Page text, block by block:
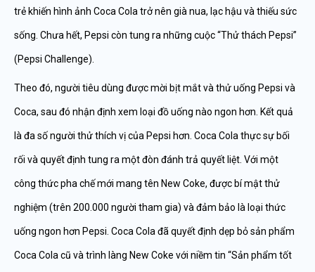
trẻ khiến hình ảnh Coca Cola trở nên già nua, lạc hậu và thiếu sức
sống. Chưa hết, Pepsi còn tung ra những cuộc “Thử thách Pepsi”
(Pepsi Challenge).
Theo đó, người tiêu dùng được mời bịt mắt và thử uống Pepsi và
Coca, sau đó nhận định xem loại đồ uống nào ngon hơn. Kết quả
là đa số người thử thích vị của Pepsi hơn. Coca Cola thực sự bối
rối và quyết định tung ra một đòn đánh trả quyết liệt. Với một
công thức pha chế mới mang tên New Coke, được bí mật thử
nghiệm (trên 200.000 người tham gia) và đảm bảo là loại thức
uống ngon hơn Pepsi. Coca Cola đã quyết định dẹp bỏ sản phẩm
Coca Cola cũ và trình làng New Coke với niềm tin “Sản phẩm tốt